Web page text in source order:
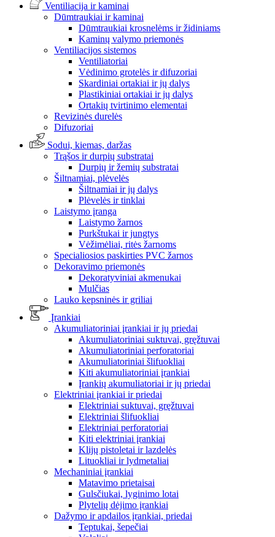
Ventiliacija ir kaminai
Dūmtraukiai ir kaminai
Dūmtraukiai krosnelėms ir židiniams
Kaminų valymo priemonės
Ventiliacijos sistemos
Ventiliatoriai
Vėdinimo grotelės ir difuzoriai
Skardiniai ortakiai ir jų dalys
Plastikiniai ortakiai ir jų dalys
Ortakių tvirtinimo elementai
Revizinės durelės
Difuzoriai
Sodui, kiemas, daržas
Trąšos ir durpių substratai
Durpių ir žemių substratai
Šiltnamiai, plėvelės
Šiltnamiai ir jų dalys
Plėvelės ir tinklai
Laistymo įranga
Laistymo žarnos
Purkštukai ir jungtys
Vėžimėliai, ritės žarnoms
Specialiosios paskirties PVC žarnos
Dekoravimo priemonės
Dekoratyviniai akmenukai
Mulčias
Lauko kepsninės ir griliai
Įrankiai
Akumuliatoriniai įrankiai ir jų priedai
Akumuliatoriniai suktuvai, gręžtuvai
Akumuliatoriniai perforatoriai
Akumuliatoriniai šlifuokliai
Kiti akumuliatoriniai įrankiai
Įrankių akumuliatoriai ir jų priedai
Elektriniai įrankiai ir priedai
Elektriniai suktuvai, gręžtuvai
Elektriniai šlifuokliai
Elektriniai perforatoriai
Kiti elektriniai įrankiai
Klijų pistoletai ir lazdelės
Lituokliai ir lydmetaliai
Mechaniniai įrankiai
Matavimo prietaisai
Gulsčiukai, lyginimo lotai
Plytelių dėjimo įrankiai
Dažymo ir apdailos įrankiai, priedai
Teptukai, šepečiai